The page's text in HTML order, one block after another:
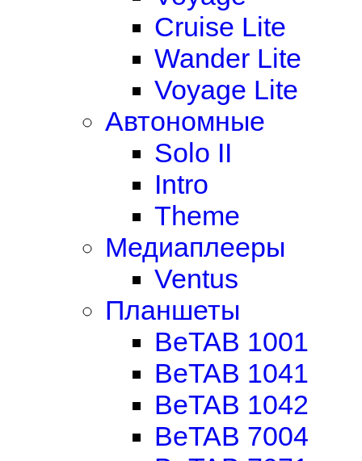
Cruise Lite
Wander Lite
Voyage Lite
Автономные
Solo II
Intro
Theme
Медиаплееры
Ventus
Планшеты
BeTAB 1001
BeTAB 1041
BeTAB 1042
BeTAB 7004